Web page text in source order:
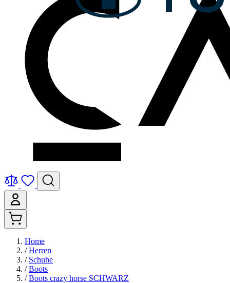
Home
/ Herren
/ Schuhe
/ Boots
/ Boots crazy horse SCHWARZ